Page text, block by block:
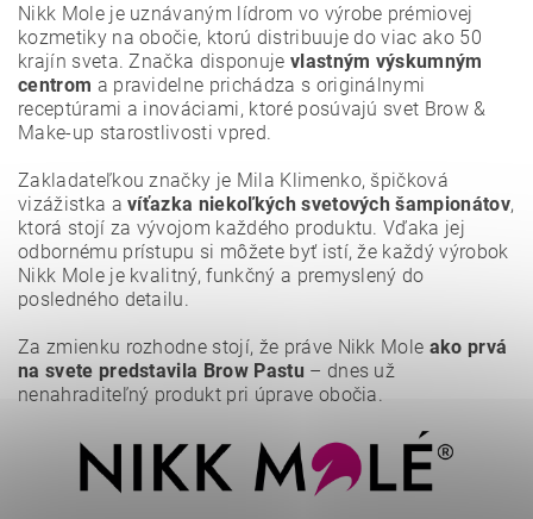
osobných údajov.
Nikk Mole je uznávaným lídrom vo výrobe prémiovej
kozmetiky na obočie, ktorú distribuuje do viac ako 50
krajín sveta. Značka disponuje vlastným výskumným
centrom a pravidelne prichádza s originálnymi
receptúrami a inováciami, ktoré posúvajú svet Brow &
Make-up starostlivosti vpred.
Zakladateľkou značky je Mila Klimenko, špičková
vizážistka avíťazka niekoľkých svetových šampionátov,
ktorá stojí za vývojom každého produktu. Vďaka jej
odbornému prístupu si môžete byť istí, že každý výrobok
Nikk Mole je kvalitný, funkčný a premyslený do
posledného detailu.
Za zmienku rozhodne stojí, že práve Nikk Mole ako prvá
na svete predstavila Brow Pastu– dnes už
nenahraditeľný produkt pri úprave obočia.